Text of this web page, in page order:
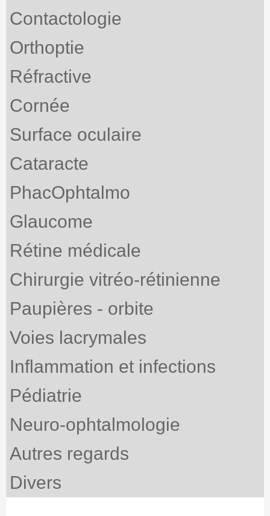
Contactologie
Orthoptie
Réfractive
Cornée
Surface oculaire
Cataracte
PhacOphtalmo
Glaucome
Rétine médicale
Chirurgie vitréo-rétinienne
Paupières - orbite
Voies lacrymales
Inflammation et infections
Pédiatrie
Neuro-ophtalmologie
Autres regards
Divers